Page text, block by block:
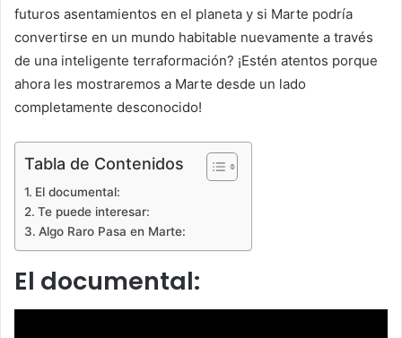
futuros asentamientos en el planeta y si Marte podría
convertirse en un mundo habitable nuevamente a través
de una inteligente terraformación? ¡Estén atentos porque
ahora les mostraremos a Marte desde un lado
completamente desconocido!
Tabla de Contenidos
El documental:
Te puede interesar:
Algo Raro Pasa en Marte:
El documental: